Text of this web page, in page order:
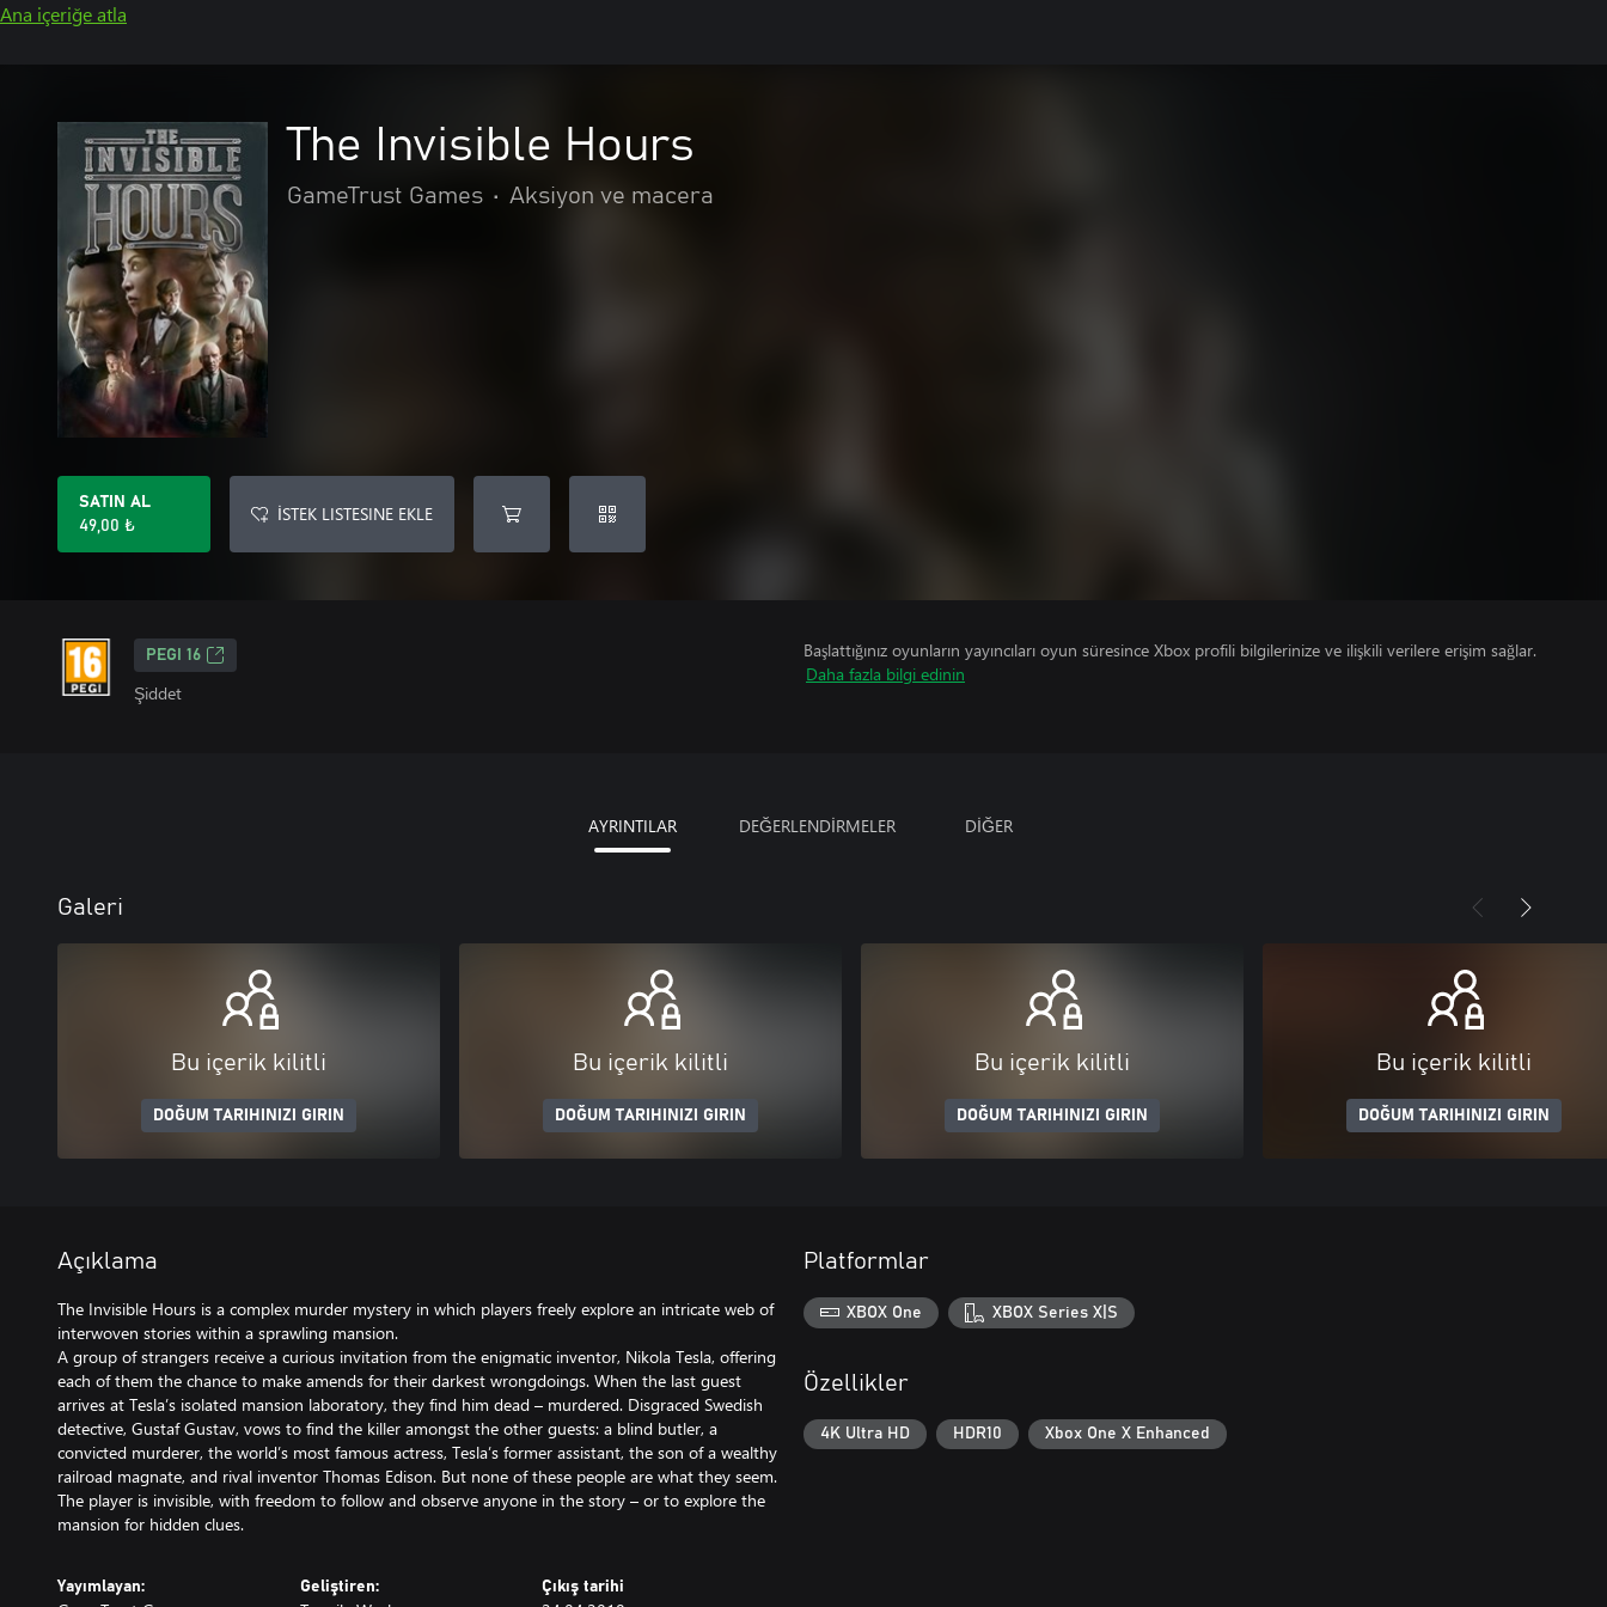
Ana içeriğe atla
The Invisible Hours
GameTrust Games • Aksiyon ve macera
SATIN AL
49,00 ₺
İSTEK LISTESINE EKLE
PEGI 16
Şiddet
Başlattığınız oyunların yayıncıları oyun süresince Xbox profili bilgilerinize ve ilişkili verilere erişim sağlar.
Daha fazla bilgi edinin
AYRINTILAR DEĞERLENDİRMELER DİĞER
Galeri
Bu içerik kilitli
DOĞUM TARIHINIZI GIRIN
Bu içerik kilitli
DOĞUM TARIHINIZI GIRIN
Bu içerik kilitli
DOĞUM TARIHINIZI GIRIN
Bu içerik kilitli
DOĞUM TARIHINIZI GIRIN
Açıklama
The Invisible Hours is a complex murder mystery in which players freely explore an intricate web of
interwoven stories within a sprawling mansion.
A group of strangers receive a curious invitation from the enigmatic inventor, Nikola Tesla, offering
each of them the chance to make amends for their darkest wrongdoings. When the last guest
arrives at Tesla’s isolated mansion laboratory, they find him dead – murdered. Disgraced Swedish
detective, Gustaf Gustav, vows to find the killer amongst the other guests: a blind butler, a
convicted murderer, the world’s most famous actress, Tesla’s former assistant, the son of a wealthy
railroad magnate, and rival inventor Thomas Edison. But none of these people are what they seem.
The player is invisible, with freedom to follow and observe anyone in the story – or to explore the
mansion for hidden clues.
Yayımlayan: Geliştiren: Çıkış tarihi
Platformlar
XBOX One XBOX Series X|S
Özellikler
4K Ultra HD HDR10 Xbox One X Enhanced